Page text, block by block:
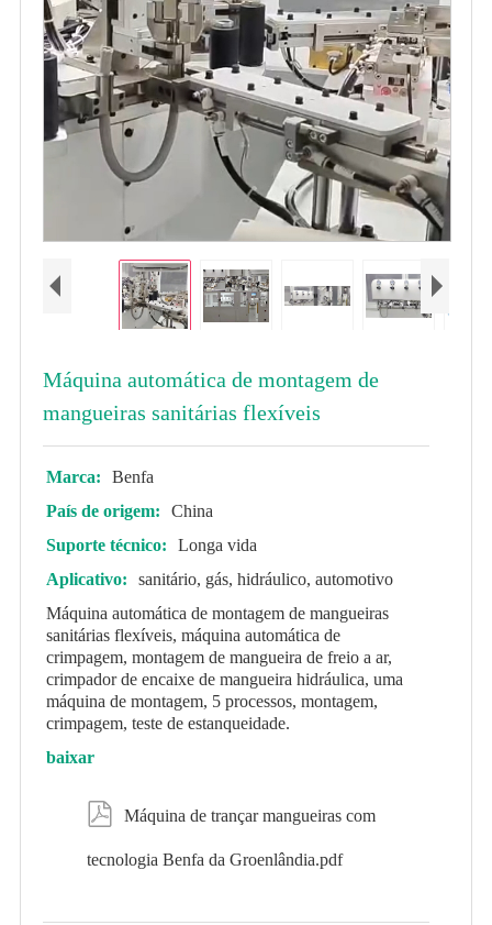
Máquina automática de montagem de
mangueiras sanitárias flexíveis
Marca:
Benfa
País de origem:
China
Suporte técnico:
Longa vida
Aplicativo:
sanitário, gás, hidráulico, automotivo
Máquina automática de montagem de mangueiras
sanitárias flexíveis, máquina automática de
crimpagem, montagem de mangueira de freio a ar,
crimpador de encaixe de mangueira hidráulica, uma
máquina de montagem, 5 processos, montagem,
crimpagem, teste de estanqueidade.
baixar
 Máquina de trançar mangueiras com
tecnologia Benfa da Groenlândia.pdf